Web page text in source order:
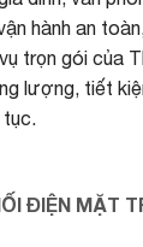
hành an
trọn gói của
lượng, tiết
tục.
ĐIỆN MẶT